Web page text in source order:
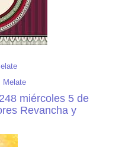
Melate
miércoles 5 de
Revancha y